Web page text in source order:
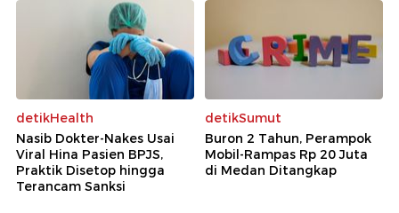
detikHealth
Nasib Dokter-Nakes Usai
Viral Hina Pasien BPJS,
Praktik Disetop hingga
Terancam Sanksi
detikSumut
Buron 2 Tahun, Perampok
Mobil-Rampas Rp 20 Juta
di Medan Ditangkap